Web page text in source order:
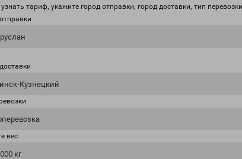
тариф, укажите город отправки, город доставки, тип
Кузнецкий
вес
кг